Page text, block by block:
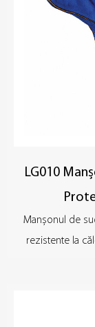
LG010
Manșonul de
rezistente la